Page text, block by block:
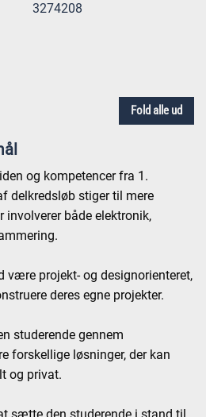
3274208
Fold alle ud
og kompetencer fra 1.
delkredsløb stiger til mere
involverer både elektronik,
være projekt- og designorienteret,
deres egne projekter.
studerende gennem
forskellige løsninger, der kan
og privat.